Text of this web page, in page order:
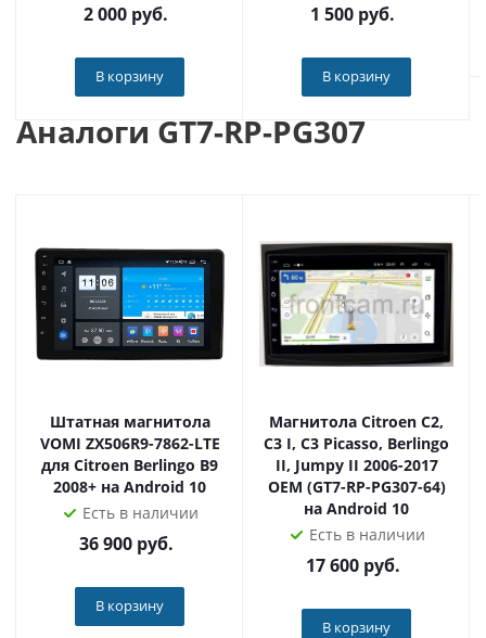
2 000 руб.
В корзину
1 500 руб.
В корзину
Аналоги GT7-RP-PG307
Штатная магнитола
VOMI ZX506R9-7862-LTE
для Citroen Berlingo B9
2008+ на Android 10
Есть в наличии
36 900руб.
В корзину
Магнитола Citroen C2,
C3 I, C3 Picasso, Berlingo
II, Jumpy II 2006-2017
OEM (GT7-RP-PG307-64)
на Android 10
Есть в наличии
17 600руб.
В корзину